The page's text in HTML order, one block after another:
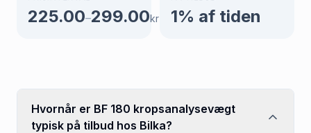
225.00–299.00kr 1% af tiden
Hvornår er BF 180 kropsanalysevægt
typisk på tilbud hos Bilka?